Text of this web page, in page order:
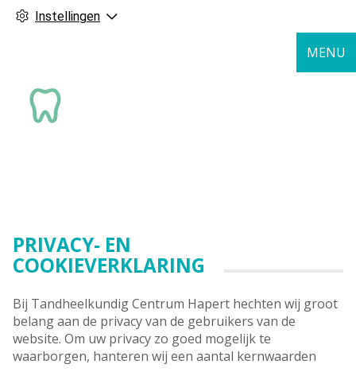
Instellingen
MENU
PRIVACY- EN
COOKIEVERKLARING
Bij Tandheelkundig Centrum Hapert hechten wij groot
belang aan de privacy van de gebruikers van de
website. Om uw privacy zo goed mogelijk te
waarborgen, hanteren wij een aantal kernwaarden